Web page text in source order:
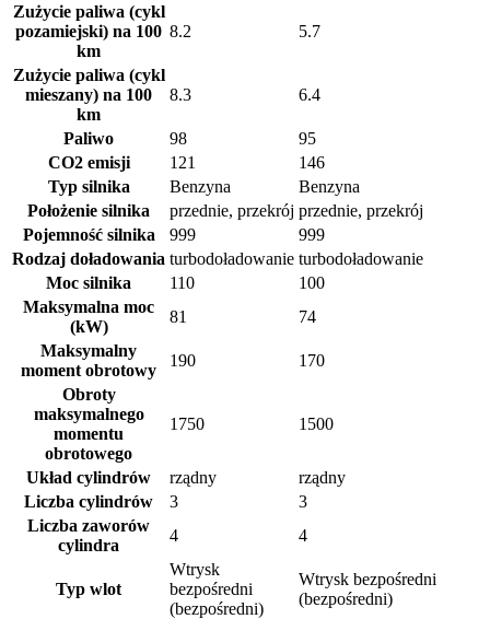
Zużycie paliwa (cykl
pozamiejski) na 100
km
8.2 5.7
Zużycie paliwa (cykl
mieszany) na 100
km
8.3 6.4
Paliwo 98
95
CO2 emisji
121
146
Typ silnika
Benzyna
Benzyna
Położenie silnika
przednie, przekrój przednie, przekrój
Pojemność silnika
999
999
Rodzaj doładowania turbodoładowanie turbodoładowanie
Moc silnika
110
100
Maksymalna moc
(kW)
81
74
Maksymalny
moment obrotowy
190
170
Obroty
maksymalnego
momentu
obrotowego
1750 1500
Układ cylindrów rządny
rządny
Liczba cylindrów
3
3
Liczba zaworów
cylindra
4 4
Typ wlot
Wtrysk
bezpośredni
(bezpośredni)
Wtrysk bezpośredni
(bezpośredni)